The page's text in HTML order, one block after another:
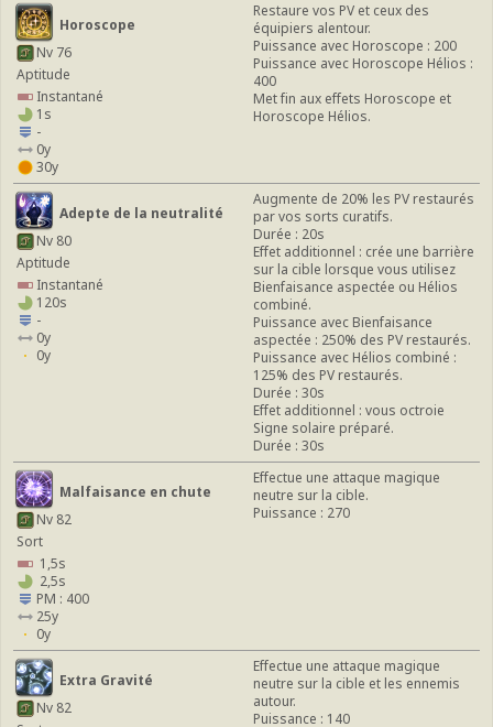
Horoscope
Nv 76
Aptitude
Instantané
1s
-
0y
30y
Restaure vos PV et ceux des
équipiers alentour.
Puissance avec Horoscope : 200
Puissance avec Horoscope Hélios :
400
Met fin aux effets Horoscope et
Horoscope Hélios.
Adepte de la neutralité
Nv 80
Aptitude
Instantané
120s
-
0y
0y
Augmente de 20% les PV restaurés
par vos sorts curatifs.
Durée : 20s
Effet additionnel : crée une barrière
sur la cible lorsque vous utilisez
Bienfaisance aspectée ou Hélios
combiné.
Puissance avec Bienfaisance
aspectée : 250% des PV restaurés.
Puissance avec Hélios combiné :
125% des PV restaurés.
Durée : 30s
Effet additionnel : vous octroie
Signe solaire préparé.
Durée : 30s
Malfaisance en chute
Nv 82
Sort
1,5s
2,5s
PM : 400
25y
0y
Effectue une attaque magique
neutre sur la cible.
Puissance : 270
Extra Gravité
Nv 82
Effectue une attaque magique
neutre sur la cible et les ennemis
autour.
Puissance : 140